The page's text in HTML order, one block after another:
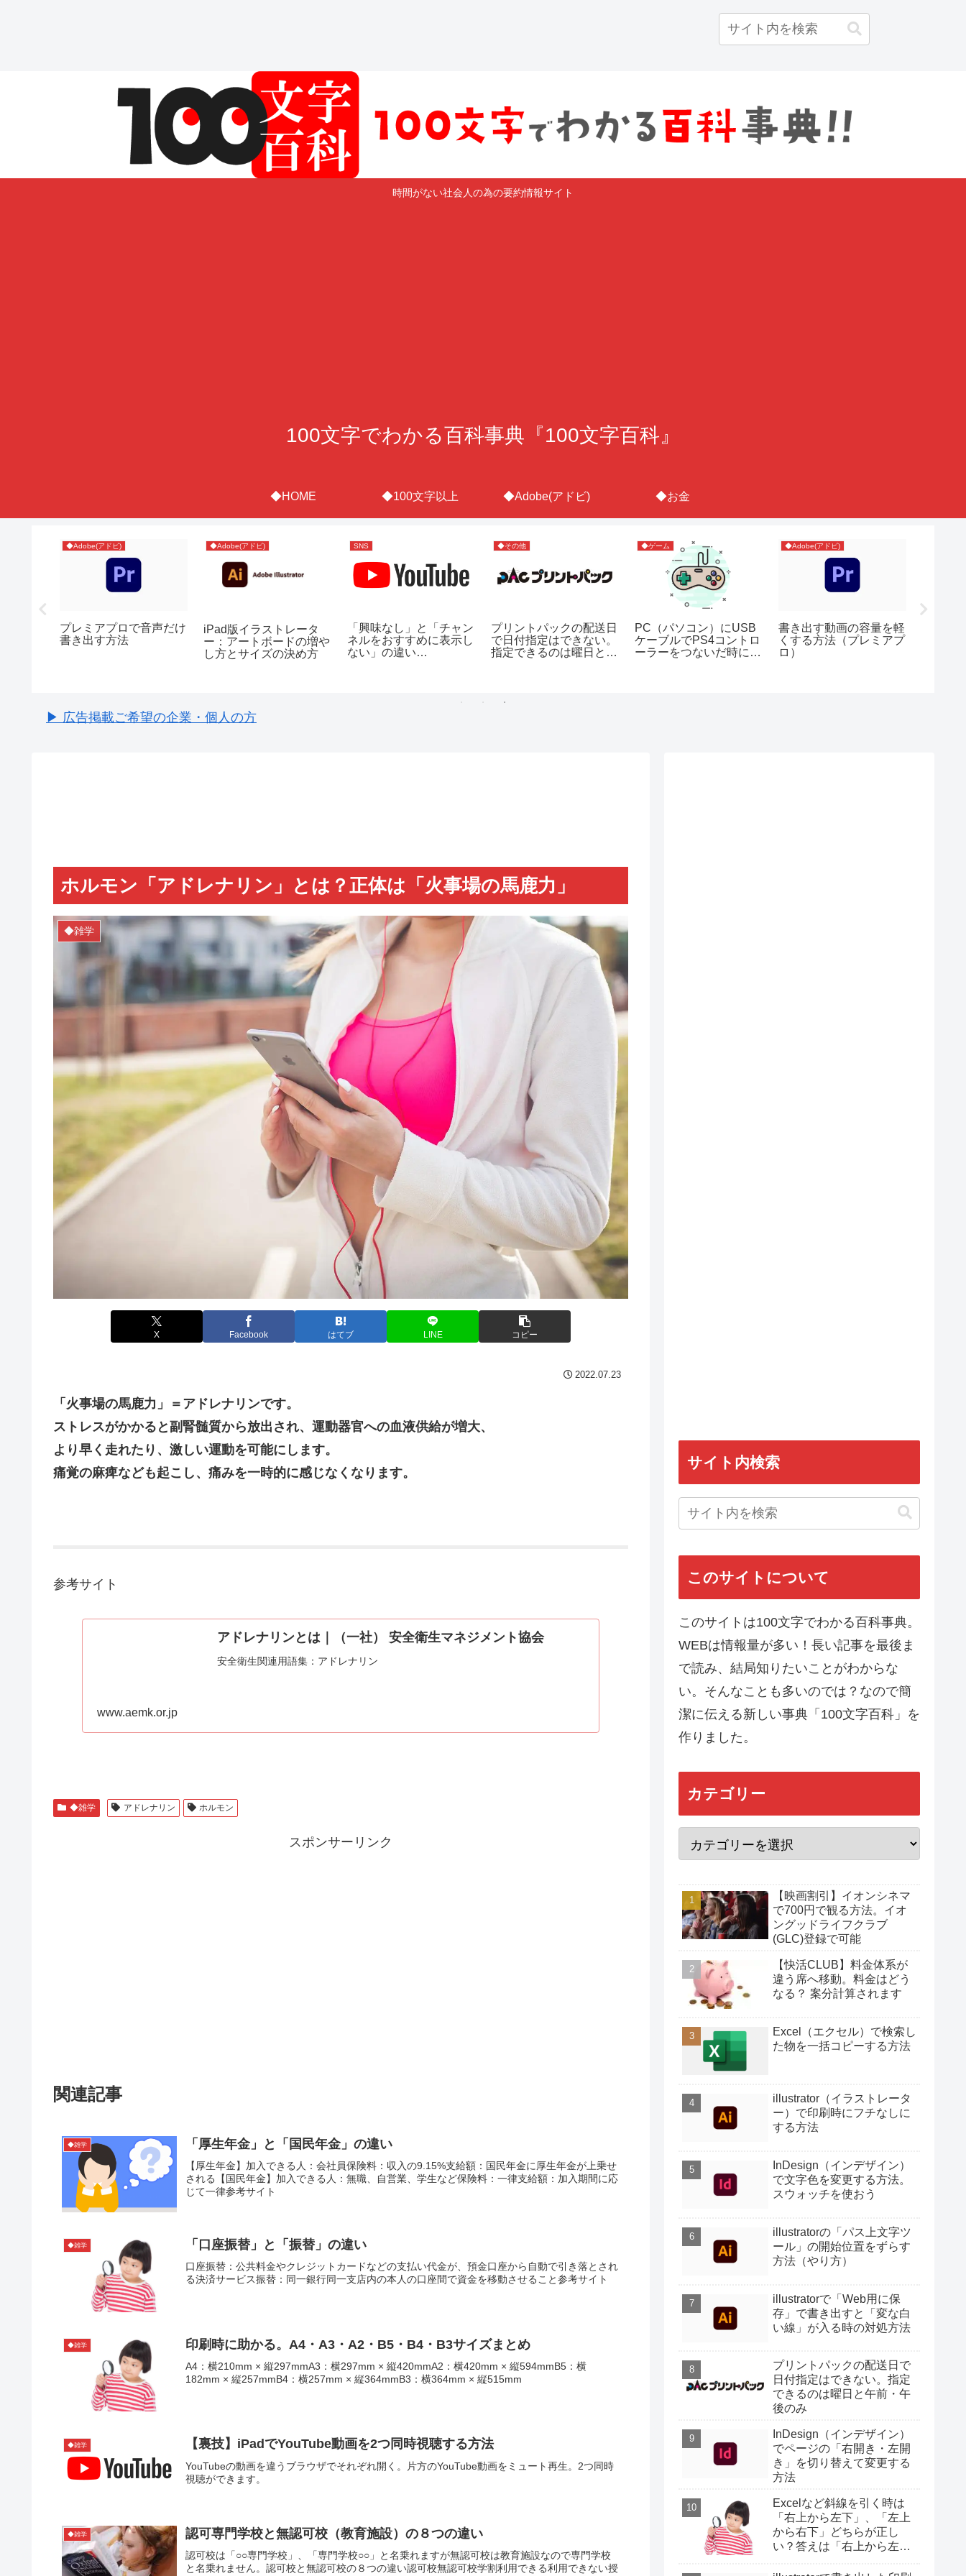
時間がない社会人の為の要約情報サイト
100文字でわかる百科事典『100文字百科』
◆HOME ◆100文字以上 ◆Adobe(アドビ) ◆お金
◆Adobe(アドビ)
プレミアプロで音声だけ
書き出す方法
◆Adobe(アドビ)
iPad版イラストレータ
ー：アートボードの増や
し方とサイズの決め方
SNS
「興味なし」と「チャン
ネルをおすすめに表示し
ない」の違い
◆その他
プリントパックの配送日
で日付指定はできない。
指定できるのは曜日と午
◆ゲーム
PC（パソコン）にUSB
ケーブルでPS4コントロ
ーラーをつないだ時にス
◆Adobe(アドビ)
書き出す動画の容量を軽
くする方法（プレミアプ
ロ）
▶ 広告掲載ご希望の企業・個人の方
ホルモン「アドレナリン」とは？正体は「火事場の馬鹿力」
◆雑学
X Facebook はてブ LINE コピー
2022.07.23
「火事場の馬鹿力」＝アドレナリンです。
ストレスがかかると副腎髄質から放出され、運動器官への血液供給が増大、
より早く走れたり、激しい運動を可能にします。
痛覚の麻痺なども起こし、痛みを一時的に感じなくなります。
参考サイト
アドレナリンとは｜（一社） 安全衛生マネジメント協会
安全衛生関連用語集：アドレナリン
www.aemk.or.jp
◆雑学 アドレナリン ホルモン
スポンサーリンク
関連記事
◆雑学 「厚生年金」と「国民年金」の違い
【厚生年金】加入できる人：会社員保険料：収入の9.15%支給額：国民年金に厚生年金が上乗せ
される【国民年金】加入できる人：無職、自営業、学生など保険料：一律支給額：加入期間に応
じて一律参考サイト
◆雑学 「口座振替」と「振替」の違い
口座振替：公共料金やクレジットカードなどの支払い代金が、預金口座から自動で引き落とされ
る決済サービス振替：同一銀行同一支店内の本人の口座間で資金を移動させること参考サイト
◆雑学 印刷時に助かる。A4・A3・A2・B5・B4・B3サイズまとめ
A4：横210mm × 縦297mmA3：横297mm × 縦420mmA2：横420mm × 縦594mmB5：横
182mm × 縦257mmB4：横257mm × 縦364mmB3：横364mm × 縦515mm
◆雑学 【裏技】iPadでYouTube動画を2つ同時視聴する方法
YouTubeの動画を違うブラウザでそれぞれ開く。片方のYouTube動画をミュート再生。2つ同時
視聴ができます。
◆雑学 認可専門学校と無認可校（教育施設）の８つの違い
認可校は「○○専門学校」、「専門学校○○」と名乗れますが無認可校は教育施設なので専門学校
と名乗れません。認可校と無認可校の８つの違い認可校無認可校学割利用できる利用できない授
サイト内検索
このサイトについて
このサイトは100文字でわかる百科事典。
WEBは情報量が多い！長い記事を最後ま
で読み、結局知りたいことがわからな
い。そんなことも多いのでは？なので簡
潔に伝える新しい事典「100文字百科」を
作りました。
カテゴリー
【映画割引】イオンシネマ
で700円で観る方法。イオ
ングッドライフクラブ
(GLC)登録で可能
【快活CLUB】料金体系が
違う席へ移動。料金はどう
なる？ 案分計算されます
Excel（エクセル）で検索し
た物を一括コピーする方法
illustrator（イラストレータ
ー）で印刷時にフチなしに
する方法
InDesign（インデザイン）
で文字色を変更する方法。
スウォッチを使おう
illustratorの「パス上文字ツ
ール」の開始位置をずらす
方法（やり方）
illustratorで「Web用に保
存」で書き出すと「変な白
い線」が入る時の対処方法
プリントパックの配送日で
日付指定はできない。指定
できるのは曜日と午前・午
後のみ
InDesign（インデザイン）
でページの「右開き・左開
き」を切り替えて変更する
方法
Excelなど斜線を引く時は
「右上から左下」、「左上
から右下」どちらが正し
い？答えは「右上から左